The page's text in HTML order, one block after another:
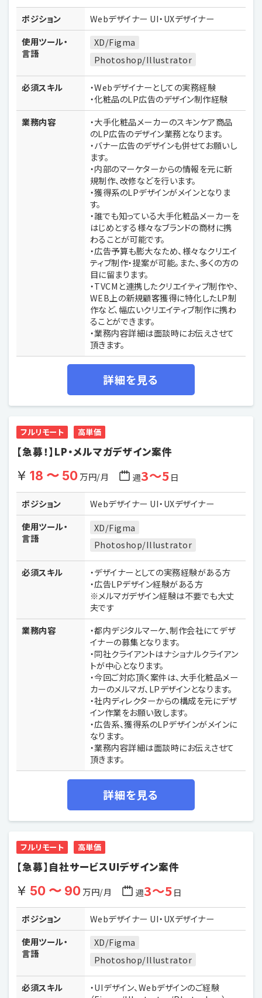
ポジション
Webデザイナー UI・UXデザイナー
使用ツール・
言語
XD/Figma
Photoshop/Illustrator
必須スキル
・Webデザイナーとしての実務経験
・化粧品のLP広告のデザイン制作経験
業務内容
・大手化粧品メーカーのスキンケア商品
のLP広告のデザイン業務となります。
・バナー広告のデザインも併せてお願いし
ます。
・内部のマーケターからの情報を元に新
規制作、改修などを行います。
・獲得系のLPデザインがメインとなりま
す。
・誰でも知っている大手化粧品メーカーを
はじめとする様々なブランドの商材に携
わることが可能です。
・広告予算も膨大なため、様々なクリエイ
ティブ制作・提案が可能。また、多くの方の
目に留まります。
・TVCMと連携したクリエイティブ制作や、
WEB上の新規顧客獲得に特化したLP制
作など、幅広いクリエイティブ制作に携わ
ることができます。
・業務内容詳細は面談時にお伝えさせて
頂きます。
詳細を見る
フルリモート 高単価
【急募！】LP・メルマガデザイン案件
18 〜 50万円/月 週3〜5日
ポジション
Webデザイナー UI・UXデザイナー
使用ツール・
言語
XD/Figma
Photoshop/Illustrator
必須スキル
・デザイナーとしての実務経験がある方
・広告LPデザイン経験がある方
※メルマガデザイン経験は不要でも大丈
夫です
業務内容
・都内デジタルマーケ、制作会社にてデザ
イナーの募集となります。
・同社クライアントはナショナルクライアン
トが中心となります。
・今回ご対応頂く案件は、大手化粧品メー
カーのメルマガ、LPデザインとなります。
・社内ディレクターからの構成を元にデザ
イン作業をお願い致します。
・広告系、獲得系のLPデザインがメインに
なります。
・業務内容詳細は面談時にお伝えさせて
頂きます。
詳細を見る
フルリモート 高単価
【急募】自社サービスUIデザイン案件
50 〜 90万円/月 週3〜5日
ポジション
Webデザイナー UI・UXデザイナー
使用ツール・
言語
XD/Figma
Photoshop/Illustrator
必須スキル
・UIデザイン、Webデザインのご経験